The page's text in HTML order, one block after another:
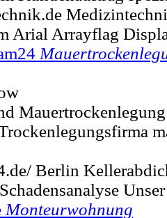
Arial Arrayflag
Berlin
Unser
Monteurwohnung